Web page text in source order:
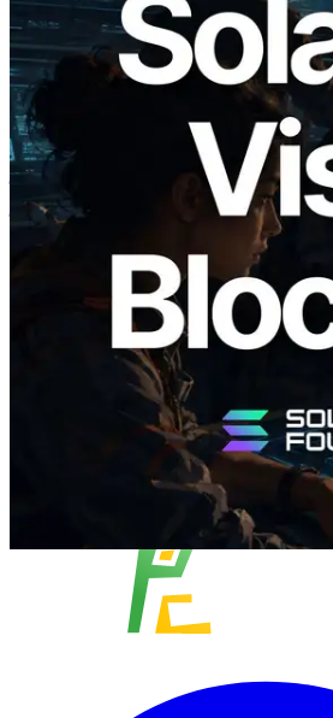
2026.05.24
Validators Solutions ने
Analyzer लॉन्च किया —
उत्पादन समय और नियुक्त
विज़ुअलाइज़ेशन